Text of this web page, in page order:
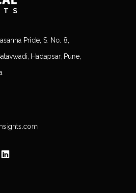
Pride, S. No. 8,
Hadapsar, Pune,